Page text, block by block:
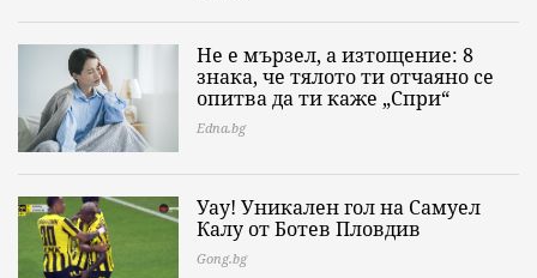
Не е мързел, а изтощение: 8
знака, че тялото ти отчаяно се
опитва да ти каже „Спри“
Edna.bg
Уау! Уникален гол на Самуел
Калу от Ботев Пловдив
Gong.bg